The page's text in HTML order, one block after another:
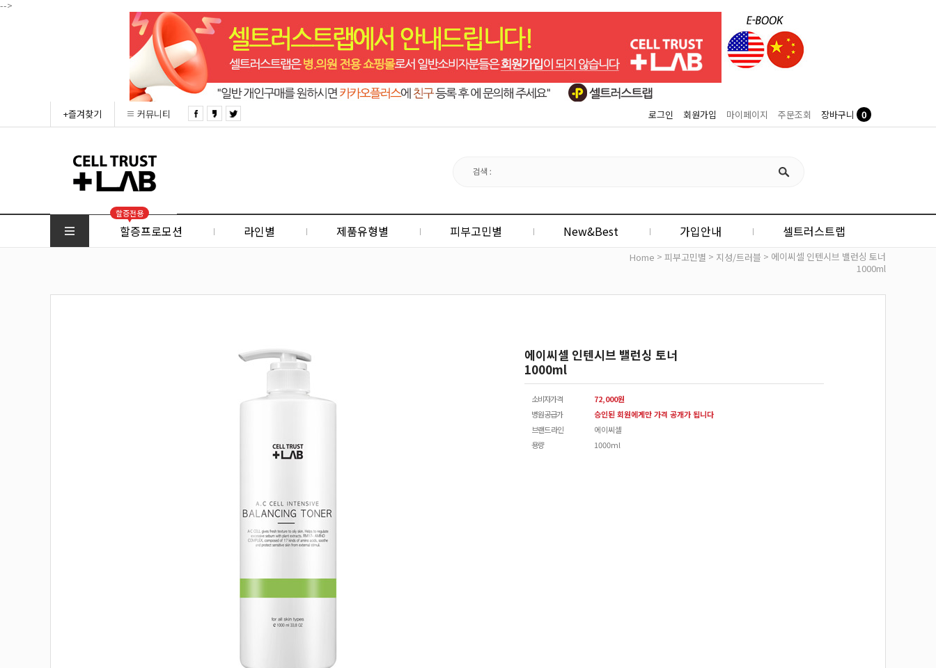
-->
+즐겨찾기 커뮤니티 로그인 회원가입 마이페이지 주문조회 장바구니 0
할증전용
할증프로모션 라인별 제품유형별 피부고민별 New&Best 가입안내 셀트러스트랩
Home > 피부고민별 > 지성/트러블 > 에이씨셀 인텐시브 밸런싱 토너
1000ml
에이씨셀 인텐시브 밸런싱 토너
1000ml
소비자가격
72,000원
병원공급가
승인된 회원에게만 가격 공개가 됩니다
브랜드 라인
에이씨셀
용량
1000ml